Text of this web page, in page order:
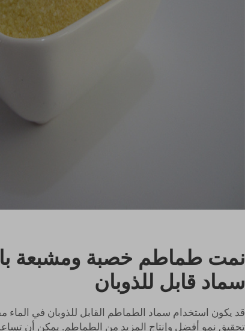
نمت طماطم خصبة ومشبعة
سماد قابل للذوبان
قد يكون استخدام سماد الطماطم القابل للذوبان في الماء
تحقيق نمو أفضل وإنتاج المزيد من الطماطم. يمكن أن تساعد